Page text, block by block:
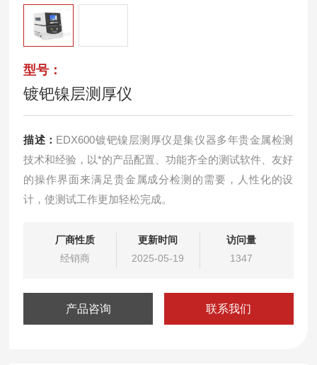
型号：
镀钯镍层测厚仪
描述： EDX600镀钯镍层测厚仪是集仪器多年贵金属检测
技术和经验，以*的产品配置、功能齐全的测试软件、友好
的操作界面来满足贵金属成分检测的需要，人性化的设
计，使测试工作更加轻松完成。
厂商性质
经销商
更新时间
2025-05-19
访问量
1347
产品咨询 联系我们